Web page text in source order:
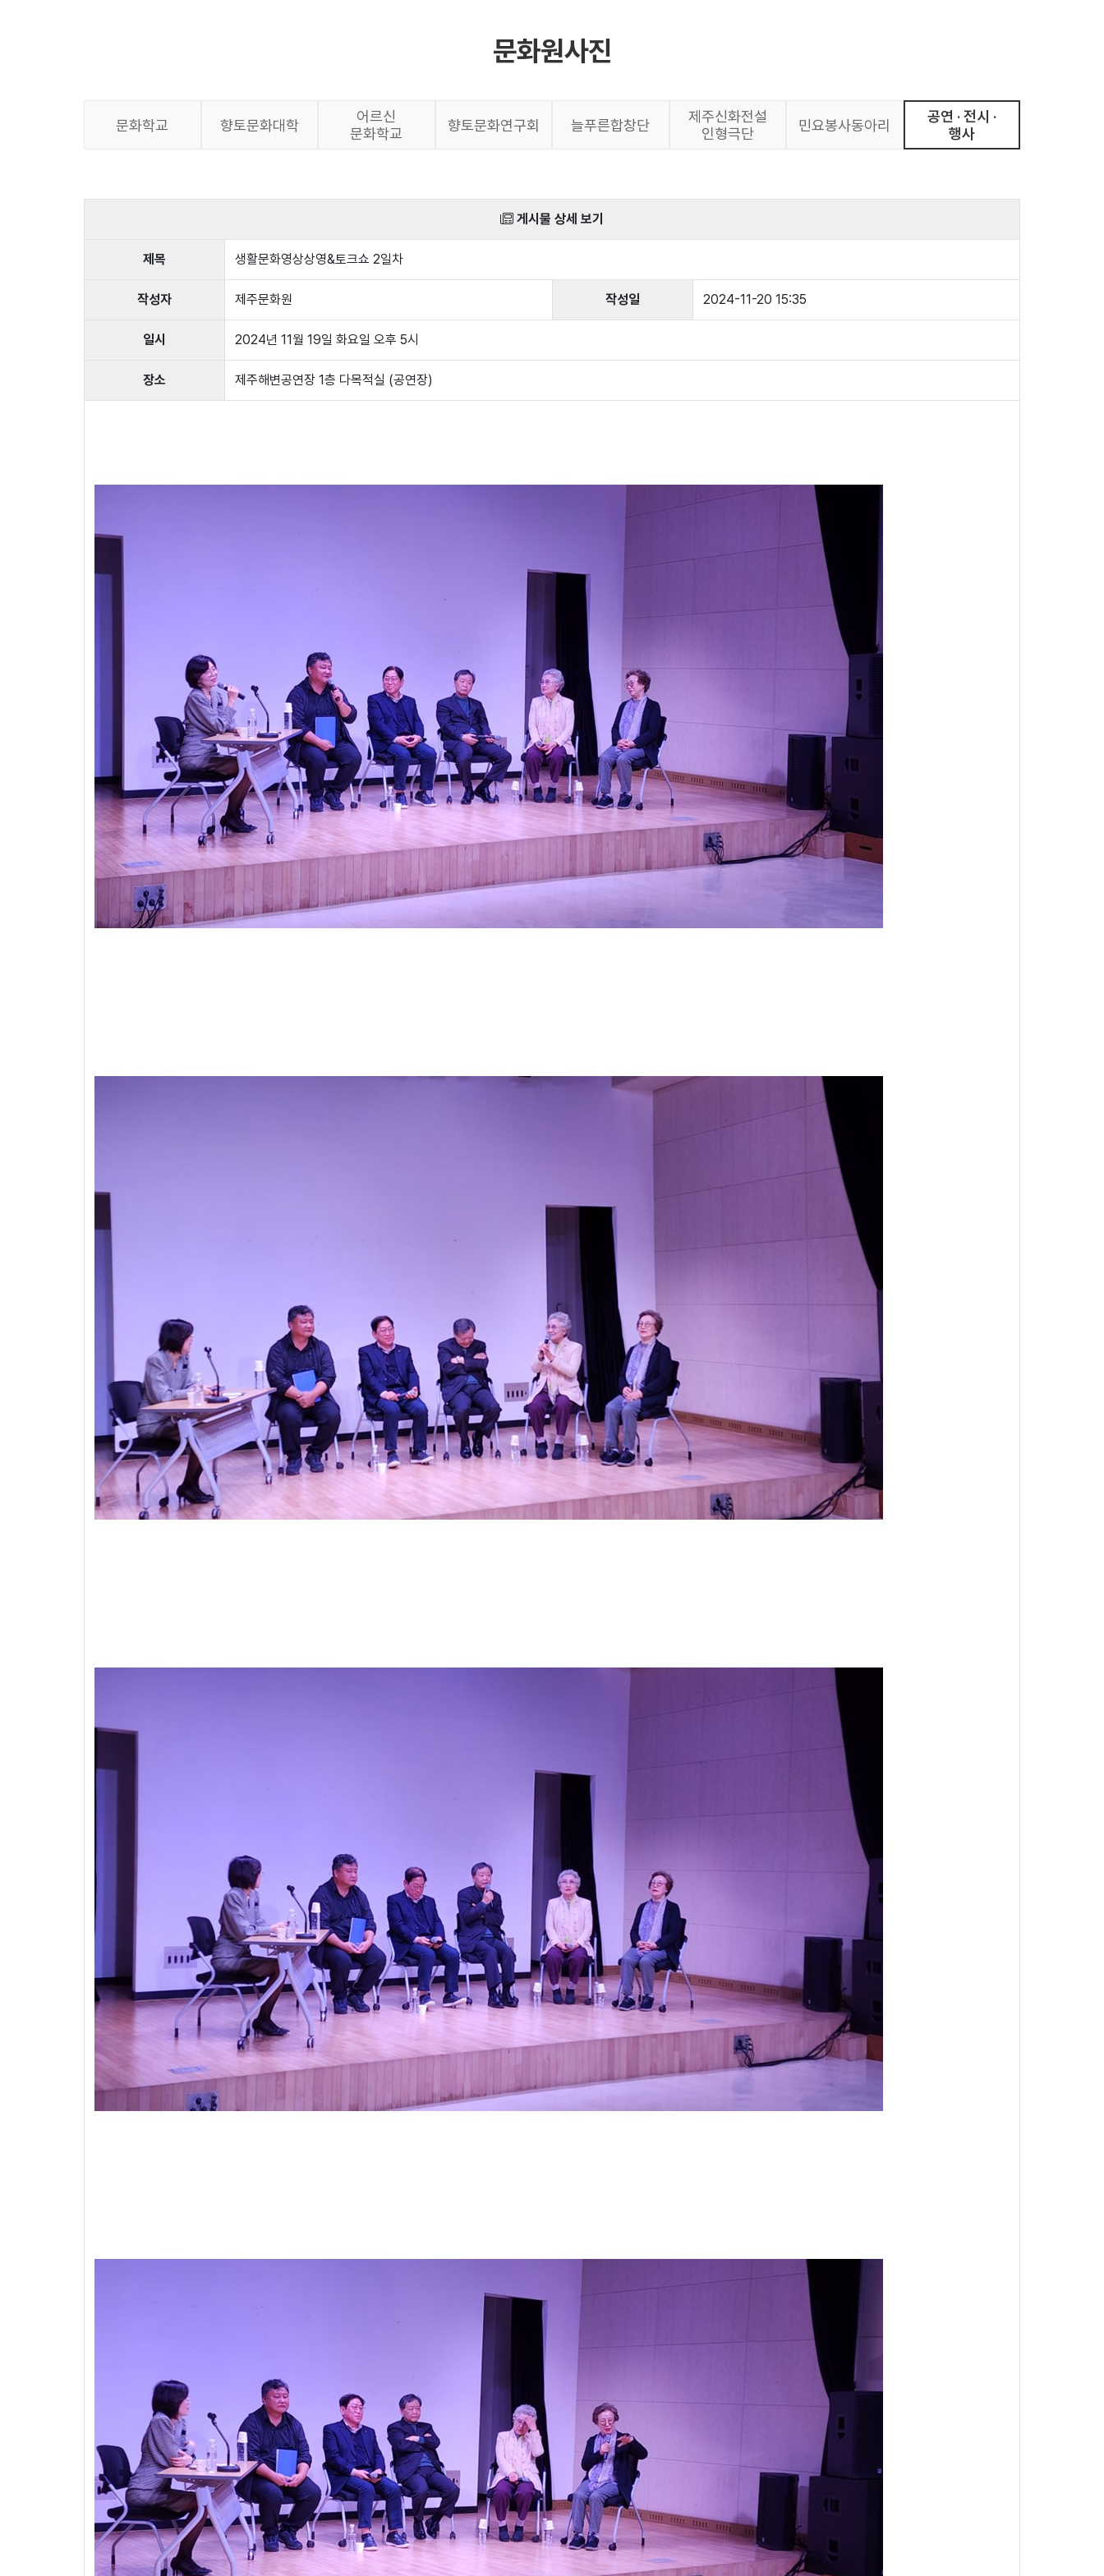
문화원사진
문화학교 향토문화대학
어르신
문화학교
향토문화연구회 늘푸른합창단
제주신화전설
인형극단
민요봉사동아리
공연 · 전시 ·
행사
게시물 상세 보기
제목 생활문화영상상영&토크쇼 2일차
작성자 제주문화원 작성일 2024-11-20 15:35
일시 2024년 11월 19일 화요일 오후 5시
장소 제주해변공연장 1층 다목적실 (공연장)